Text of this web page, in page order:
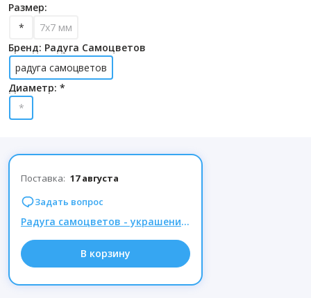
Размер:
*
7х7 мм
Бренд: Радуга Самоцветов
радуга самоцветов
Диаметр: *
*
Поставка: 17 августа
Задать вопрос
Радуга самоцветов - украшения из натуральных камней, Комиссия 15% при заказе от 1000р.
В корзину